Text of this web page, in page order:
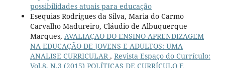
possibilidades atuais para educação
Esequias Rodrigues da Silva, Maria do Carmo
Carvalho Madureiro, Cláudio de Albuquerque
Marques, AVALIAÇAO DO ENSINO-APRENDIZAGEM
NA EDUCAÇÃO DE JOVENS E ADULTOS: UMA
ANALISE CURRICULAR , Revista Espaço do Currículo:
Vol.8, N.3 (2015) POLÍTICAS DE CURRÍCULO E